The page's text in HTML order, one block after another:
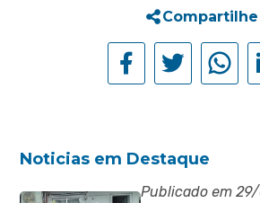
Compartilhe
Noticias em Destaque
Publicado em